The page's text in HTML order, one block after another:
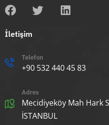
İletişim
Telefon
+90 532 440 45 83
Adres
Mecidiyeköy Mah Hark
İSTANBUL